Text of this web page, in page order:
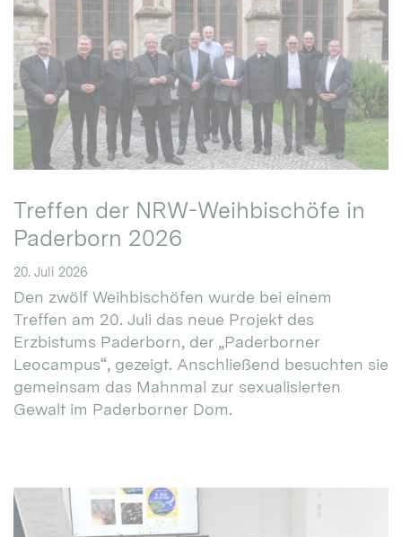
Treffen der NRW-Weihbischöfe in
Paderborn 2026
20. Juli 2026
Den zwölf Weihbischöfen wurde bei einem
Treffen am 20. Juli das neue Projekt des
Erzbistums Paderborn, der „Paderborner
Leocampus“, gezeigt. Anschließend besuchten sie
gemeinsam das Mahnmal zur sexualisierten
Gewalt im Paderborner Dom.